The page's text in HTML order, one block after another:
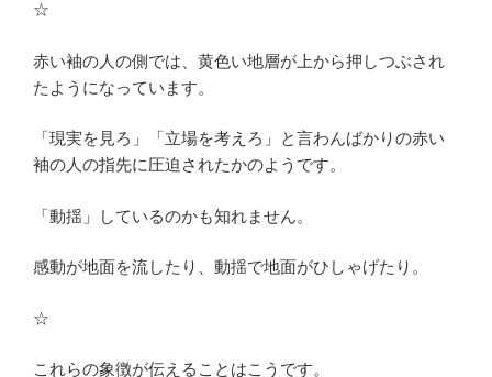
☆
赤い袖の人の側では、黄色い地層が上から押しつぶされ
たようになっています。
「現実を見ろ」「立場を考えろ」と言わんばかりの赤い
袖の人の指先に圧迫されたかのようです。
「動揺」しているのかも知れません。
感動が地面を流したり、動揺で地面がひしゃげたり。
☆
これらの象徴が伝えることはこうです。